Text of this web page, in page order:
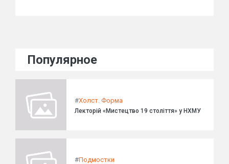
Популярное
#Холст. Форма
Лекторій «Мистецтво 19 століття» у НХМУ
#Подмостки